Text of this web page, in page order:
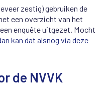
zestig) gebruiken de
een overzicht van het
enquête uitgezet. Mocht
kan dat alsnog via deze
de NVVK